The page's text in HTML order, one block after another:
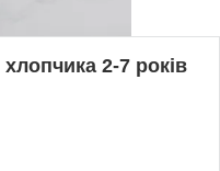
2-7 років